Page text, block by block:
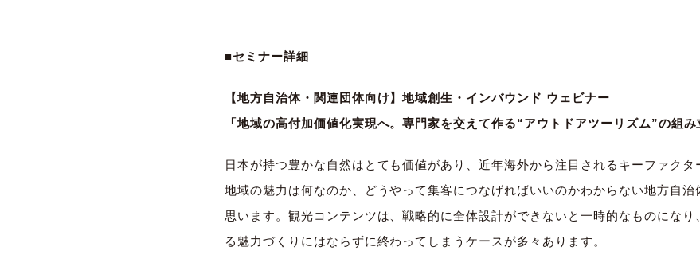
■セミナー詳細
​【地方自治体・関連団体向け】地域創生・インバウンド ウェビナー
「地域の高付加価値化実現へ。専門家を交えて作る“アウトドアツーリズム”の組み
日本が持つ豊かな自然はとても価値があり、近年海外から注目されるキーファク
地域の魅力は何なのか、どうやって集客につなげればいいのかわからない地方自治
思います。観光コンテンツは、戦略的に全体設計ができないと一時的なものになり
る魅力づくりにはならずに終わってしまうケースが多々あります。